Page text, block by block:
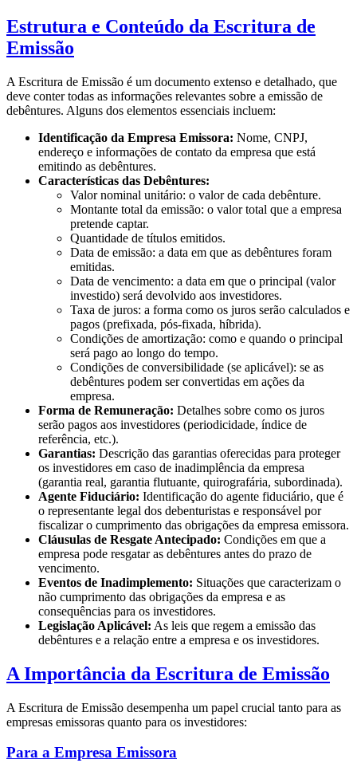
Estrutura e Conteúdo da Escritura de
Emissão
A Escritura de Emissão é um documento extenso e detalhado, que
deve conter todas as informações relevantes sobre a emissão de
debêntures. Alguns dos elementos essenciais incluem:
Identificação da Empresa Emissora: Nome, CNPJ,
endereço e informações de contato da empresa que está
emitindo as debêntures.
Características das Debêntures:
Valor nominal unitário: o valor de cada debênture.
Montante total da emissão: o valor total que a empresa
pretende captar.
Quantidade de títulos emitidos.
Data de emissão: a data em que as debêntures foram
emitidas.
Data de vencimento: a data em que o principal (valor
investido) será devolvido aos investidores.
Taxa de juros: a forma como os juros serão calculados e
pagos (prefixada, pós-fixada, híbrida).
Condições de amortização: como e quando o principal
será pago ao longo do tempo.
Condições de conversibilidade (se aplicável): se as
debêntures podem ser convertidas em ações da
empresa.
Forma de Remuneração: Detalhes sobre como os juros
serão pagos aos investidores (periodicidade, índice de
referência, etc.).
Garantias: Descrição das garantias oferecidas para proteger
os investidores em caso de inadimplência da empresa
(garantia real, garantia flutuante, quirografária, subordinada).
Agente Fiduciário: Identificação do agente fiduciário, que é
o representante legal dos debenturistas e responsável por
fiscalizar o cumprimento das obrigações da empresa emissora.
Cláusulas de Resgate Antecipado: Condições em que a
empresa pode resgatar as debêntures antes do prazo de
vencimento.
Eventos de Inadimplemento: Situações que caracterizam o
não cumprimento das obrigações da empresa e as
consequências para os investidores.
Legislação Aplicável: As leis que regem a emissão das
debêntures e a relação entre a empresa e os investidores.
A Importância da Escritura de Emissão
A Escritura de Emissão desempenha um papel crucial tanto para as
empresas emissoras quanto para os investidores:
Para a Empresa Emissora